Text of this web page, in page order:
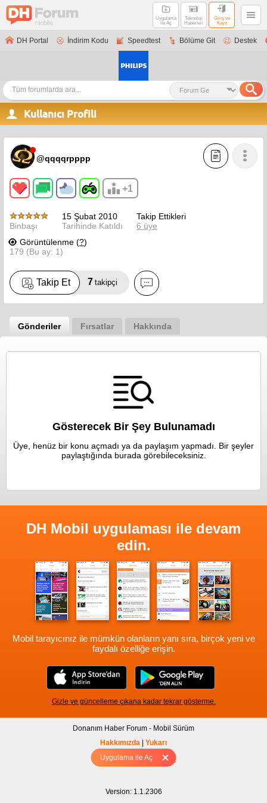
Uygulama
ile Aç
Uygulama ile Aç
Teknoloji
Haberleri
Giriş ve
Kayıt
DH Portal İndirim Kodu Speedtest Bölüme Git Destek
Kullanıcı Profili
@qqqqrpppp
+1
Binbaşı
15 Şubat 2010
Tarihinde Katıldı
Takip Ettikleri
6 üye
Görüntülenme (?)
179 (Bu ay: 1)
Takip Et 7 takipçi
Gönderiler Fırsatlar Hakkında
Gösterecek Bir Şey Bulunamadı
Üye, henüz bir konu açmadı ya da paylaşım yapmadı. Bir şeyler
paylaştığında burada görebileceksiniz.
DH Mobil uygulaması ile devam
edin.
Mobil tarayıcınız ile mümkün olanların yanı sıra, birçok yeni ve
faydalı özelliğe erişin.
Gizle ve güncelleme çıkana kadar tekrar gösterme.
Donanım Haber Forum - Mobil Sürüm
Hakkımızda | Yukarı
Tam sürüm için Tıklayınız
Version: 1.1.2306